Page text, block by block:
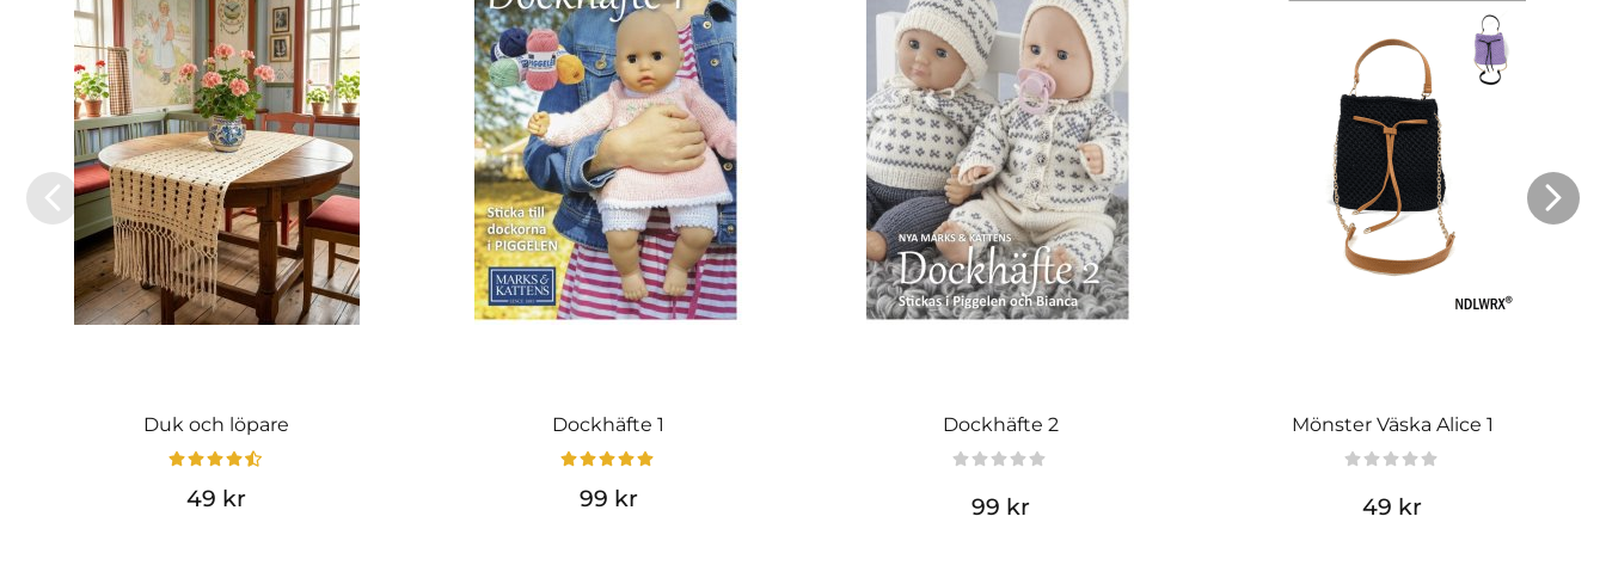
Duk och löpare
49 kr
Dockhäfte 1
99 kr
Dockhäfte 2
99 kr
Mönster Väska Alice 1
49 kr